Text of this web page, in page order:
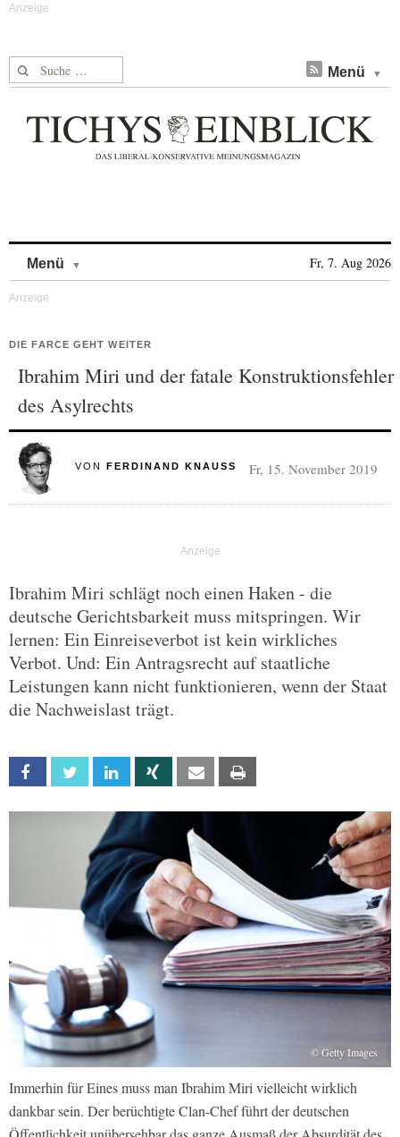
Suche nach: Menü
Menü Fr, 7. Aug 2026
DIE FARCE GEHT WEITER
Ibrahim Miri und der fatale Konstruktionsfehler
des Asylrechts
VON FERDINAND KNAUSS Fr, 15. November 2019
Ibrahim Miri schlägt noch einen Haken - die
deutsche Gerichtsbarkeit muss mitspringen. Wir
lernen: Ein Einreiseverbot ist kein wirkliches
Verbot. Und: Ein Antragsrecht auf staatliche
Leistungen kann nicht funktionieren, wenn der Staat
die Nachweislast trägt.
Facebook Twitter Linkedin Xing Email
© Getty Images
Immerhin für Eines muss man Ibrahim Miri vielleicht wirklich
dankbar sein. Der berüchtigte Clan-Chef führt der deutschen